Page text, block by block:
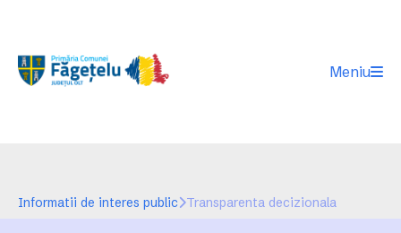
Meniu
Informatii de interes public Transparenta decizionala